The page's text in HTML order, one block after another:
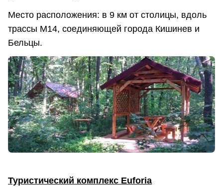
Место расположения: в 9 км от столицы, вдоль
трассы М14, соединяющей города Кишинев и
Бельцы.
Туристический комплекс Euforia